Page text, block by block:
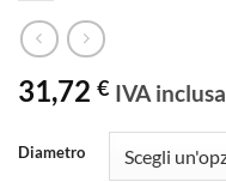
31,72 € IVA inclusa
Diametro